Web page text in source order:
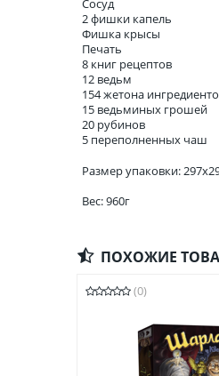
Сосуд
2 фишки капель
Фишка крысы
Печать
8 книг рецептов
12 ведьм
154 жетона
15 ведьминых грошей
20 рубинов
5 переполненных чаш
Размер упаковки:
Вес: 960г
ПОХОЖИЕ
(0)